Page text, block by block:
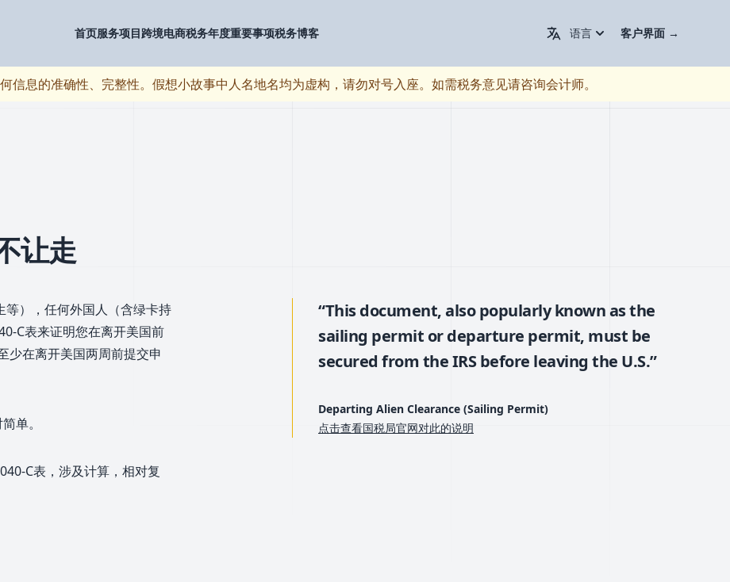
首页服务项目跨境电商税务年度重要事项税务博客 Change Language / 更换语言
语言 客户界面 →
信息的准确性、完整性。假想小故事中人名地名均为虚构，请勿对号入座。如需税务意见请咨询会计师。
让走
“This document, also popularly known as the
sailing permit or departure permit, must be
secured from the IRS before leaving the U.S.”
Departing Alien Clearance (Sailing Permit)
点击查看国税局官网对此的说明
），任何外国人（含绿卡持
C表来证明您在离开美国前
少在离开美国两周前提交申
单。
C表，涉及计算，相对复